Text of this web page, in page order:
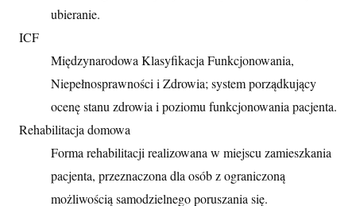
ubieranie.
ICF
Międzynarodowa Klasyfikacja Funkcjonowania,
Niepełnosprawności i Zdrowia; system porządkujący
ocenę stanu zdrowia i poziomu funkcjonowania pacjenta.
Rehabilitacja domowa
Forma rehabilitacji realizowana w miejscu zamieszkania
pacjenta, przeznaczona dla osób z ograniczoną
możliwością samodzielnego poruszania się.